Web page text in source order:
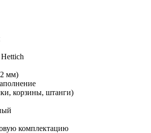
мм)
корзины, штанги)
комплектацию